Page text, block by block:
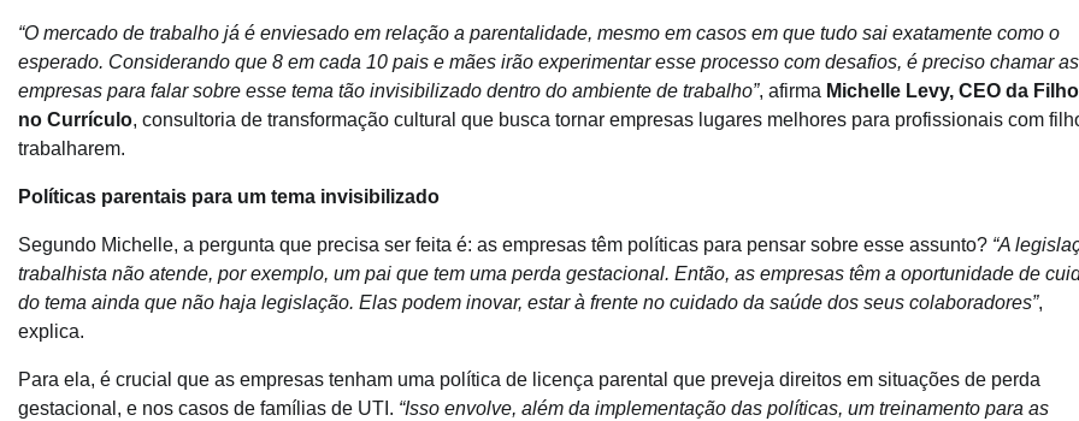
“O mercado de trabalho já é enviesado em relação a parentalidade, mesmo em casos em que tudo sai exatamente como o
esperado. Considerando que 8 em cada 10 pais e mães irão experimentar esse processo com desafios, é preciso chamar as
empresas para falar sobre esse tema tão invisibilizado dentro do ambiente de trabalho”, afirma Michelle Levy, CEO da
no Currículo, consultoria de transformação cultural que busca tornar empresas lugares melhores para profissionais com
trabalharem.
Políticas parentais para um tema invisibilizado
Segundo Michelle, a pergunta que precisa ser feita é: as empresas têm políticas para pensar sobre esse assunto? “A
trabalhista não atende, por exemplo, um pai que tem uma perda gestacional. Então, as empresas têm a oportunidade de
do tema ainda que não haja legislação. Elas podem inovar, estar à frente no cuidado da saúde dos seus colaboradores”,
explica.
Para ela, é crucial que as empresas tenham uma política de licença parental que preveja direitos em situações de perda
gestacional, e nos casos de famílias de UTI. “Isso envolve, além da implementação das políticas, um treinamento para as